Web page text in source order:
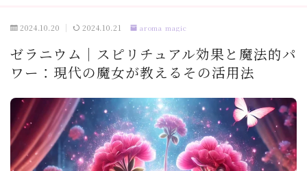
aroma magic
love magic
Rituals
2024.10.20 2024.10.21 aroma magic
ゼラニウム｜スピリチュアル効果と魔法的パ
ワー：現代の魔女が教えるその活用法